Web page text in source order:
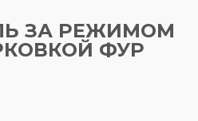
ЗА РЕЖИМОМ
ФУР